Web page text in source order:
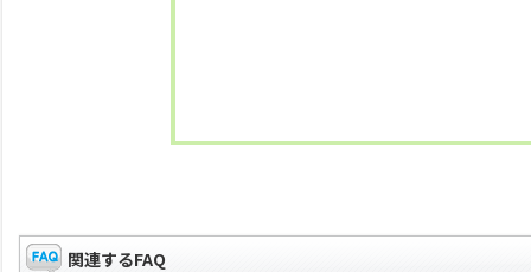
関連するFAQ